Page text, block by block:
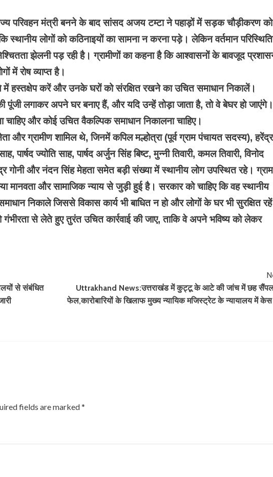
परिवहन मंत्री बनने के बाद सांसद अजय टम्टा ने पहाड़ों में सड़क चौड़ीकरण को
लोगों को कठिनाइयों का सामना न करना पड़े। लेकिन वर्तमान
झेलनी पड़ रही है। ग्रामीणों का कहना है कि आश्वासनों के बावजूद
में रोष व्याप्त है।
हस्तक्षेप करें और उनके घरों को संरक्षित रखने का उचित समाधान निकालें।
पूंजी लगाकर अपने घर बनाए हैं, और यदि उन्हें तोड़ा जाता है, तो वे बेघर हो जाएंगे।
चाहिए और कोई उचित वैकल्पिक समाधान निकालना चाहिए।
और ग्रामीण शामिल थे, जिनमें कपिल मल्होत्रा (पूर्व ग्राम पंचायत सदस्य), हरेंद्र
ज्योति साह, पार्षद अर्जुन सिंह बिष्ट, मुन्नी तिवारी, कमल तिवारी, विनोद
गोनी और नंदन सिंह मेहता समेत बड़ी संख्या में स्थानीय लोग उपस्थित रहे। ग्राम
और सामाजिक न्याय से जुड़ी हुई है। सरकार को चाहिए कि वह स्थानीय
निकाले जिससे विकास कार्य भी बाधित न हो और लोगों के घर भी सुरक्षित
से लेते हुए तुरंत उचित कार्रवाई की जाए, ताकि वे अपने भविष्य को लेकर
से संबंधित
Uttrakhand News:उत्तराखंड में कुट्टू के आटे की जांच में छह
फेल,कारोबारियों के खिलाफ मुख्य न्यायिक मजिस्ट्रेट के न्यायालय में केस
fields are marked*